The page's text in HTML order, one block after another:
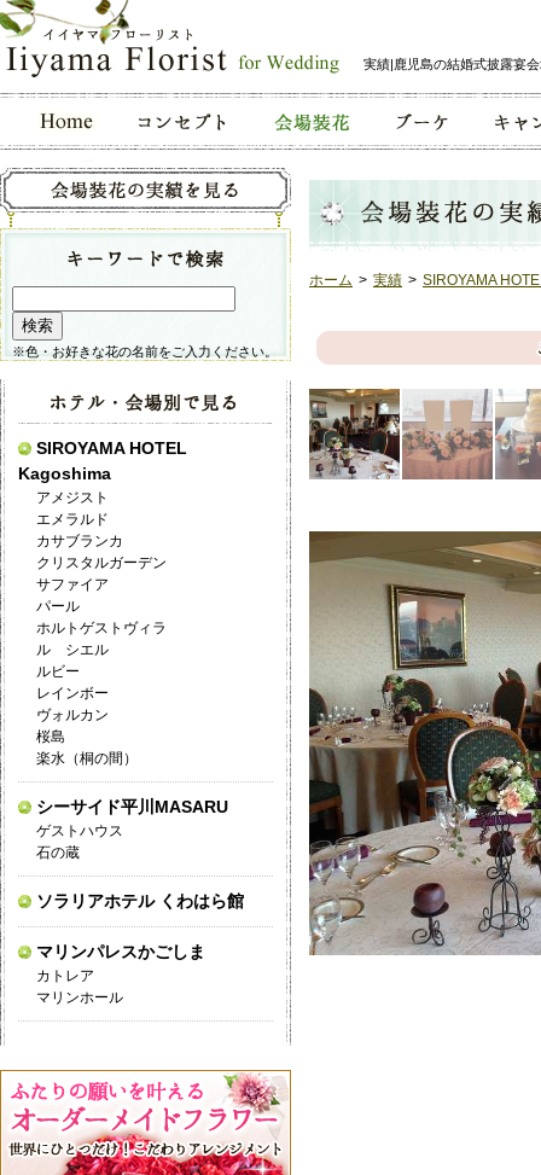
実績|鹿児島の結婚式披露宴
ホーム > 実績 > SIROYAMA
※色・お好きな花の名前をご入力ください。
SIROYAMA HOTEL
Kagoshima
アメジスト
エメラルド
カサブランカ
クリスタルガーデン
サファイア
パール
ホルトゲストヴィラ
ル シエル
ルビー
レインボー
ヴォルカン
桜島
楽水（桐の間）
シーサイド平川MASARU
ゲストハウス
石の蔵
ソラリアホテル くわはら館
マリンパレスかごしま
カトレア
マリンホール